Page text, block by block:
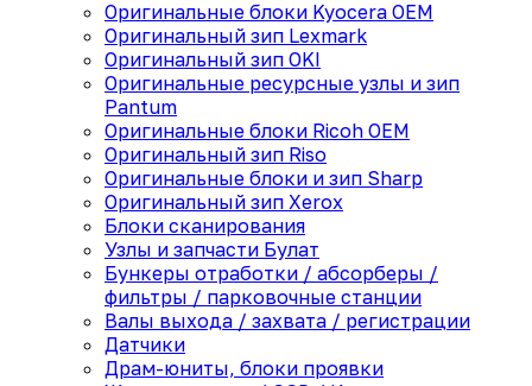
Оригинальные блоки Kyocera OEM
Оригинальный зип Lexmark
Оригинальный зип OKI
Оригинальные ресурсные узлы и зип
Pantum
Оригинальные блоки Ricoh OEM
Оригинальный зип Riso
Оригинальные блоки и зип Sharp
Оригинальный зип Xerox
Блоки сканирования
Узлы и запчасти Булат
Бункеры отработки / абсорберы /
фильтры / парковочные станции
Валы выхода / захвата / регистрации
Датчики
Драм-юниты, блоки проявки